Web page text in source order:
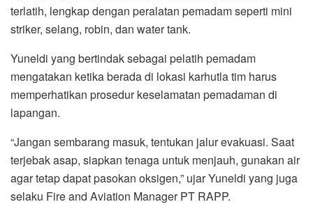
terlatih, lengkap dengan peralatan pemadam seperti mini
striker, selang, robin, dan water tank.
Yuneldi yang bertindak sebagai pelatih pemadam
mengatakan ketika berada di lokasi karhutla tim harus
memperhatikan prosedur keselamatan pemadaman di
lapangan.
“Jangan sembarang masuk, tentukan jalur evakuasi. Saat
terjebak asap, siapkan tenaga untuk menjauh, gunakan air
agar tetap dapat pasokan oksigen,” ujar Yuneldi yang juga
selaku Fire and Aviation Manager PT RAPP.